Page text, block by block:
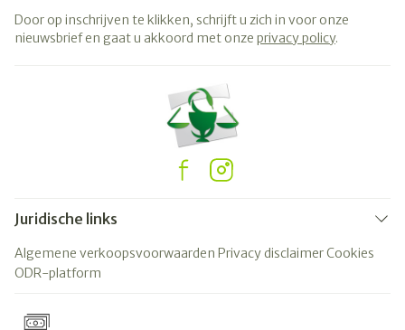
Door op inschrijven te klikken, schrijft u zich in voor onze
nieuwsbrief en gaat u akkoord met onze privacy policy.
Juridische links
Algemene verkoopsvoorwaarden Privacy disclaimerCookies
ODR-platform